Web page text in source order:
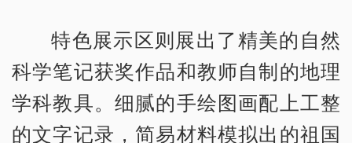
特色展示区则展出了精美的自然
科学笔记获奖作品和教师自制的地理
学科教具。细腻的手绘图画配上工整
的文字记录，简易材料模拟出的祖国